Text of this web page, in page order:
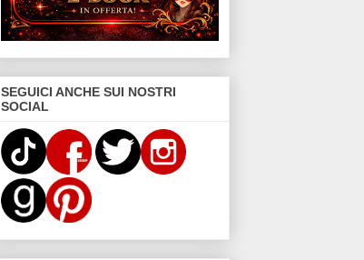
SEGUICI ANCHE SUI NOSTRI
SOCIAL